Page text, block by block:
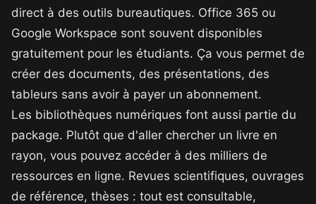
direct à des outils bureautiques. Office 365 ou
Google Workspace sont souvent disponibles
gratuitement pour les étudiants. Ça vous permet de
créer des documents, des présentations, des
tableurs sans avoir à payer un abonnement.
Les bibliothèques numériques font aussi partie du
package. Plutôt que d'aller chercher un livre en
rayon, vous pouvez accéder à des milliers de
ressources en ligne. Revues scientifiques, ouvrages
de référence, thèses : tout est consultable,